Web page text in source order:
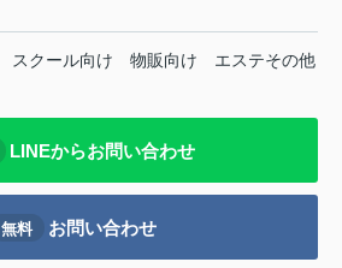
スクール向け 物販向け
エステその他
LINEからお問い合わせ
無料 お問い合わせ